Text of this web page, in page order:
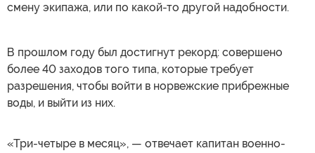
смену экипажа, или по какой-то другой надобности.
В прошлом году был достигнут рекорд: совершено
более 40 заходов того типа, которые требует
разрешения, чтобы войти в норвежские прибрежные
воды, и выйти из них.
«Три-четыре в месяц», — отвечает капитан военно-